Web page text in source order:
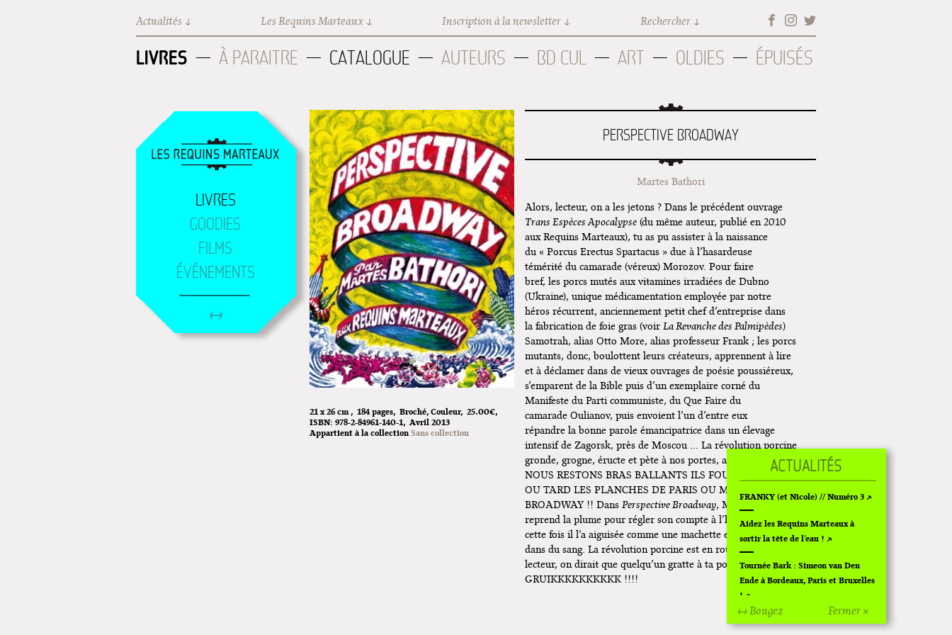
Actualités Les Requins Marteaux Inscription à la newsletter Rechercher
LIVRES À PARAITRE CATALOGUE AUTEURS BD CUL ART OLDIES ÉPUISÉS
LIVRES
GOODIES
FILMS
ÉVÉNEMENTS
PERSPECTIVE BROADWAY
21 x 26 cm 184 pages Broché Couleur 25.00€
ISBN:978-2-84961-140-1
Avril 2013
Appartient à la collectionSans collection
Martes Bathori
Alors, lecteur, on a les jetons ? Dans le précédent ouvrage
Trans Espèces Apocalypse (du même auteur, publié en 2010
aux Requins Marteaux), tu as pu assister à la naissance
du « Porcus Erectus Spartacus » due à l’hasardeuse
témérité du camarade (véreux) Morozov. Pour faire
bref, les porcs mutés aux vitamines irradiées de Dubno
(Ukraine), unique médicamentation employée par notre
héros récurrent, anciennement petit chef d’entreprise dans
la fabrication de foie gras (voirLa Revanche des Palmipèdes)
Samotrah, alias Otto More, alias professeur Frank ; les porcs
mutants, donc, boulottent leurs créateurs, apprennent à lire
et à déclamer dans de vieux ouvrages de poésie poussiéreux,
s’emparent de la Bible puis d’un exemplaire corné du
Manifeste du Parti communiste, du Que Faire du
camarade Oulianov, puis envoient l’un d’entre eux
répandre la bonne parole émancipatrice dans un élevage
intensif de Zagorsk, près de Moscou … La révolution porcine
gronde, grogne, éructe et pète à nos portes, ami lecteur ! SI
NOUS RESTONS BRAS BALLANTS ILS FOULERONT TÔT
OU TARD LES PLANCHES DE PARIS OU MÊME DE…
BROADWAY !! DansPerspective Broadway, Martes Bathori
reprend la plume pour régler son compte à l’humanité. Mais
cette fois il l’a aiguisée comme une machette et l’a trempée
dans du sang. La révolution porcine est en route ! Attention, ami
lecteur, on dirait que quelqu’un gratte à ta porte ?!?
GRUIKKKKKKKKKK !!!!
Fermer ×
↔ Bougez
FRANKY (et Nicole) // Numéro 3
Aidez les Requins Marteaux à
sortir la tête de l'eau !
Tournée Bark : Simeon van Den
Ende à Bordeaux, Paris et Bruxelles
!
Off Of Off d'Angoulême 2024